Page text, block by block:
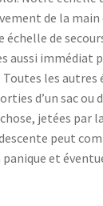
de la
échelle de
aussi immédiat
les autres
d’un sac ou
jetées par
peut
panique et